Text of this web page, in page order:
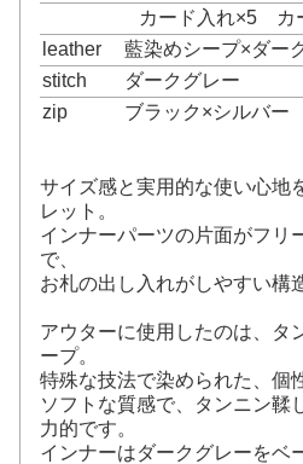
カード入れ×5 カー
leather
藍染めシープ×ダー
stitch
ダークグレー
zip
ブラック×シルバー
サイズ感と実用的な使い心地
レット。
インナーパーツの片面がフリ
で、
お札の出し入れがしやすい構
アウターに使用したのは、タ
ープ。
特殊な技法で染められた、個
ソフトな質感で、タンニン鞣
力的です。
インナーはダークグレーをベ